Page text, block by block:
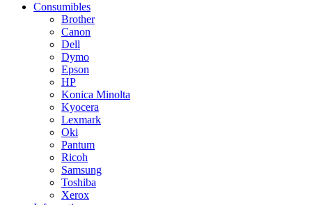
Consumibles
Brother
Canon
Dell
Dymo
Epson
HP
Konica Minolta
Kyocera
Lexmark
Oki
Pantum
Ricoh
Samsung
Toshiba
Xerox